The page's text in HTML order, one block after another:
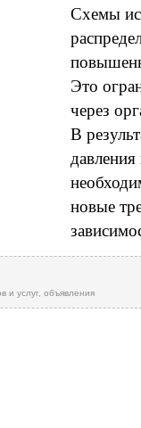
Схемы
Это
через
В
новые
и услуг, объявления